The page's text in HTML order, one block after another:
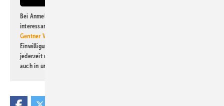
Bei Anmeldung zu diesem Newsletter bin ich damit einverstanden, über
interessante Verlags- und Online-Angebote
Gentner Verlag GmbH & Co. KG
Einwilligung kann ich jederzeit widerrufen und eine Abmeldung ist
jederzeit möglich. Informationen zum Umgang mit Daten finden Sie
auch in unserer